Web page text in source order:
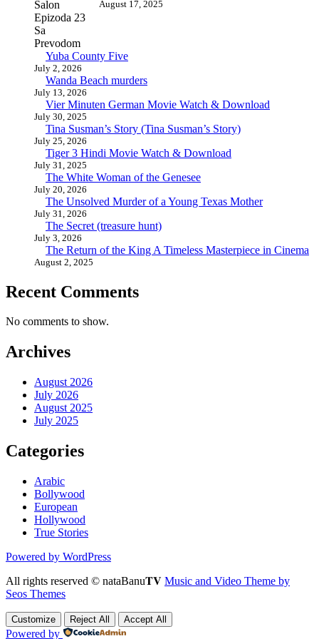
August 17, 2025
Yuba County Five
July 2, 2026
Wanda Beach murders
July 13, 2026
Vier Minuten German Movie Watch & Download
July 30, 2025
Tina Susman’s Story (Tina Susman’s Story)
July 25, 2026
Tiger 3 Hindi Movie Watch & Download
July 31, 2025
The White Woman of the Genesee
July 20, 2026
The Unsolved Murder of a Young Texas Mother
July 31, 2026
The Secret (treasure hunt)
July 3, 2026
The Return of the King A Timeless Masterpiece in Cinema
August 2, 2025
Recent Comments
No comments to show.
Archives
August 2026
July 2026
August 2025
July 2025
Categories
Arabic
Bollywood
European
Hollywood
True Stories
Powered by WordPress
All rights reserved © nataBanu𝐓𝐕 Music and Video Theme by
Seos Themes
Customize Reject All Accept All
Powered by